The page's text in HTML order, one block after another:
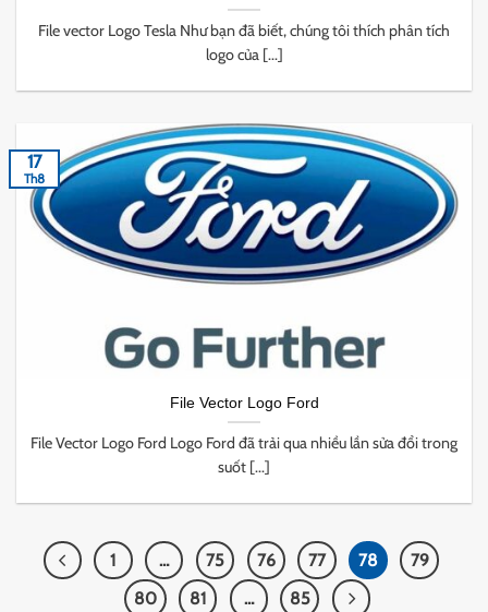
File vector Logo Tesla Như bạn đã biết, chúng tôi thích phân tích
logo của [...]
File Vector Logo Ford
File Vector Logo Ford Logo Ford đã trải qua nhiều lần sửa đổi trong
suốt [...]
17
Th8
1 … 75 76 77 78
79
80
81 … 85